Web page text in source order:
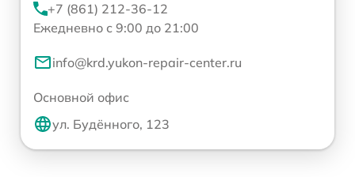
+7 (861) 212-36-12
Ежедневно с 9:00 до 21:00
info@krd.yukon-repair-center.ru
Основной офис
ул. Будённого, 123